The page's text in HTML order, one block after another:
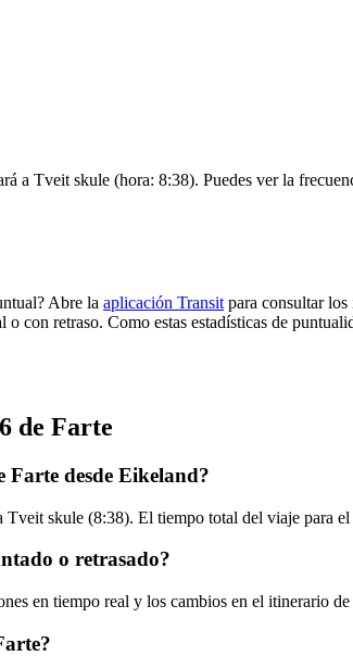
a Tveit skule (hora: 8:38). Puedes ver la
Abre la aplicación Transit para consultar
con retraso. Como estas estadísticas de
de Farte
Farte desde Eikeland?
skule (8:38). El tiempo total del viaje para
o retrasado?
en tiempo real y los cambios en el itinerario